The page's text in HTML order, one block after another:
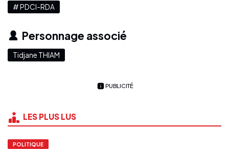
# PDCI-RDA
Personnage associé
Tidjane THIAM
PUBLICITÉ
LES PLUS LUS
POLITIQUE